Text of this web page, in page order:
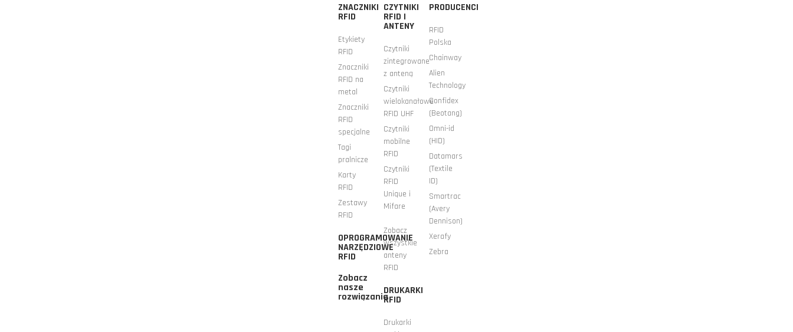
ZNACZNIKI
RFID
Etykiety
RFID
Znaczniki
RFID na
metal
Znaczniki
RFID
specjalne
Tagi
pralnicze
Karty
RFID
Zestawy
RFID
OPROGRAMOWANIE
NARZĘDZIOWE
RFID
Zobacz
nasze
rozwiązania
CZYTNIKI
RFID I
ANTENY
Czytniki
zintegrowane
z anteną
Czytniki
wielokanałowe
RFID UHF
Czytniki
mobilne
RFID
Czytniki
RFID
Unique i
Mifare
Zobacz
wszystkie
anteny
RFID
DRUKARKI
RFID
Drukarki
PRODUCENCI
RFID
Polska
Chainway
Alien
Technology
Confidex
(Beotang)
Omni-id
(HID)
Datamars
(Textile
ID)
Smartrac
(Avery
Dennison)
Xerafy
Zebra